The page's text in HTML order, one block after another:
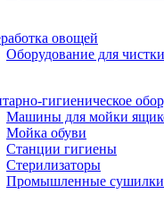
овощей
Оборудование для
гигиеническое
Машины для мойки
Мойка обуви
Станции гигиены
Стерилизаторы
Промышленные сушилки